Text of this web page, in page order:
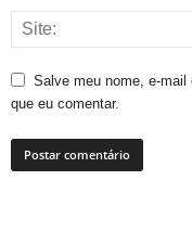
Salve meu nome, e-
que eu comentar.